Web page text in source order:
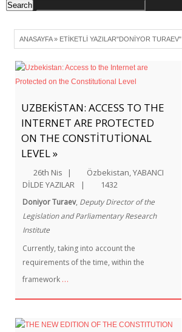
ANASAYFA» ETIKETLI YAZILAR"DONIYOR TURAEV"
UZBEKISTAN: ACCESS TO THE
INTERNET ARE PROTECTED
ON THE CONSTITUTIONAL
LEVEL »
26th Nis | Özbekistan,YABANCI
DİLDE YAZILAR
| 1432
Doniyor Turaev, Deputy Director of the
Legislation and Parliamentary Research
Institute
Currently, taking into account the
requirements of the time, within the
framework …